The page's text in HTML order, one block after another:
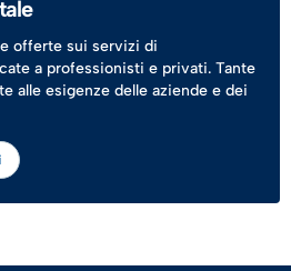
offerte sui servizi di
a professionisti e privati. Tante
alle esigenze delle aziende e dei